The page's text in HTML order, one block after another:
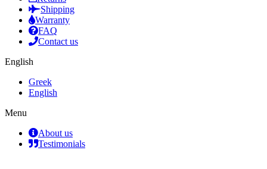
Shipping
Warranty
FAQ
Contact us
English
Greek
English
Menu
About us
Testimonials